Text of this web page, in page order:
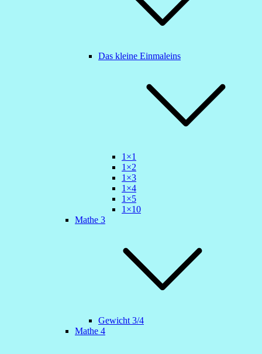
Das kleine Einmaleins
1×1
1×2
1×3
1×4
1×5
1×10
Mathe 3
Gewicht 3/4
Mathe 4